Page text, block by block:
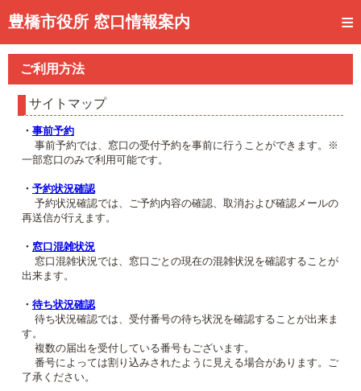
豊橋市役所 窓口情報案内
トップページ
事前予約
予約状況確認
窓口混雑状況
待ち状況確認
交付状況確認
メール通知登録
ご利用方法
サイトマップ
・ 事前予約
事前予約では、窓口の受付予約を事前に行うことができます。※
一部窓口のみで利用可能です。
・ 予約状況確認
予約状況確認では、ご予約内容の確認、取消および確認メールの
再送信が行えます。
・ 窓口混雑状況
窓口混雑状況では、窓口ごとの現在の混雑状況を確認することが
出来ます。
・ 待ち状況確認
待ち状況確認では、受付番号の待ち状況を確認することが出来ま
す。
複数の届出を受付している番号もございます。
番号によっては割り込みされたように見える場合があります。ご
了承ください。